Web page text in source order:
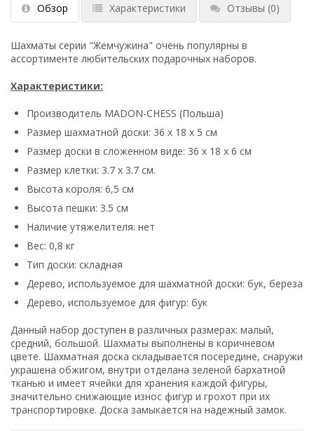
Обзор Характеристики Отзывы (0)
Шахматы серии "Жемчужина" очень популярны в
ассортименте любительских подарочных наборов.
Характеристики:
Производитель MADON-CHESS (Польша)
Размер шахматной доски: 36 x 18 x 5 см
Размер доски в сложенном виде: 36 х 18 х 6 см
Размер клетки: 3.7 х 3.7 см.
Высота короля: 6,5 см
Высота пешки: 3.5 см
Наличие утяжелителя: нет
Вес: 0,8 кг
Тип доски: складная
Дерево, используемое для шахматной доски: бук, береза
Дерево, используемое для фигур: бук
Данный набор доступен в различных размерах: малый,
средний, большой. Шахматы выполнены в коричневом
цвете. Шахматная доска складывается посередине, снаружи
украшена обжигом, внутри отделана зеленой бархатной
тканью и имеет ячейки для хранения каждой фигуры,
значительно снижающие износ фигур и грохот при их
транспортировке. Доска замыкается на надежный замок.